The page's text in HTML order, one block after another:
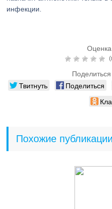
инфекции.
Оценка
Твитнуть Поделиться
Похожие публикации